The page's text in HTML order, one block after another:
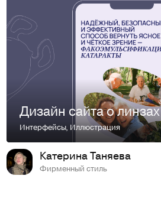
Дизайн сайта о линзах
Интерфейсы, Иллюстрация
Катерина Таняева
Фирменный стиль